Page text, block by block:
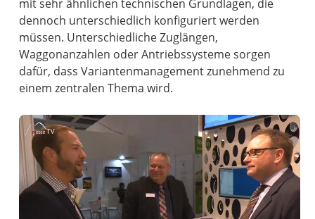
mit sehr ähnlichen technischen Grundlagen, die
dennoch unterschiedlich konfiguriert werden
müssen. Unterschiedliche Zuglängen,
Waggonanzahlen oder Antriebssysteme sorgen
dafür, dass Variantenmanagement zunehmend zu
einem zentralen Thema wird.